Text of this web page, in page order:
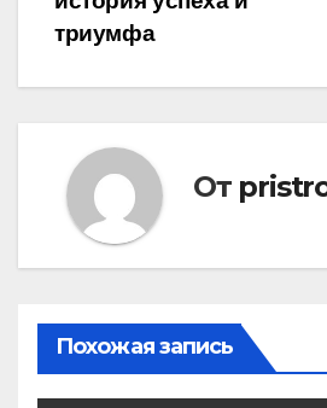
триумфа
От
Похожая запись